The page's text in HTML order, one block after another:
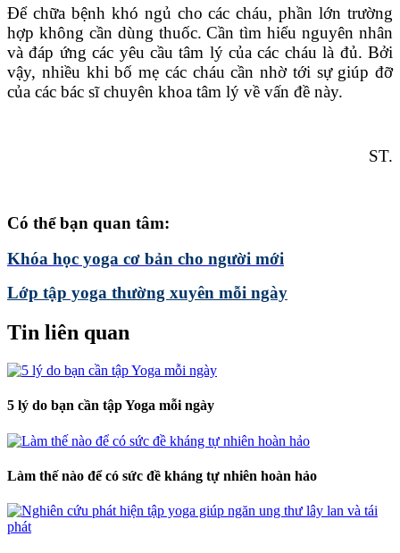
Để chữa bệnh khó ngủ cho các cháu, phần lớn trường
hợp không cần dùng thuốc. Cần tìm hiểu nguyên nhân
và đáp ứng các yêu cầu tâm lý của các cháu là đủ. Bởi
vậy, nhiều khi bố mẹ các cháu cần nhờ tới sự giúp đỡ
của các bác sĩ chuyên khoa tâm lý về vấn đề này.
ST.
Có thể bạn quan tâm:
Khóa học yoga cơ bản cho người mới
Lớp tập yoga thường xuyên mỗi ngày
Tin liên quan
5 lý do bạn cần tập Yoga mỗi ngày
Làm thế nào để có sức đề kháng tự nhiên hoàn hảo